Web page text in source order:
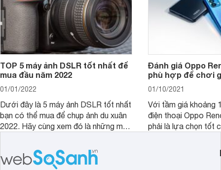
TOP 5 máy ảnh DSLR tốt nhất để
mua đầu năm 2022
01/01/2022
Dưới đây là 5 máy ảnh DSLR tốt nhất
bạn có thể mua để chụp ảnh du xuân
2022. Hãy cùng xem đó là những mẫu
Đánh giá Oppo
phù hợp để chơi
01/10/2021
Với tầm giá khoảng
điện thoại Oppo
phải là lựa chọn tốt